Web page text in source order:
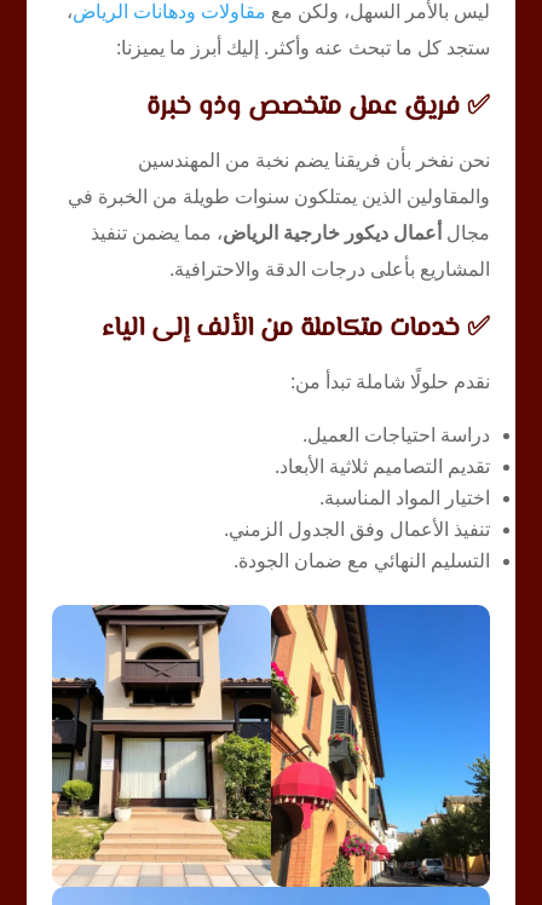
ليس بالأمر السهل، ولكن مع مقاولات ودهانات الرياض،
ستجد كل ما تبحث عنه وأكثر. إليك أبرز ما يميزنا:
✅ فريق عمل متخصص وذو خبرة
نحن نفخر بأن فريقنا يضم نخبة من المهندسين
والمقاولين الذين يمتلكون سنوات طويلة من الخبرة في
مجال أعمال ديكور خارجية الرياض، مما يضمن تنفيذ
المشاريع بأعلى درجات الدقة والاحترافية.
✅ خدمات متكاملة من الألف إلى الياء
نقدم حلولًا شاملة تبدأ من:
دراسة احتياجات العميل.
تقديم التصاميم ثلاثية الأبعاد.
اختيار المواد المناسبة.
تنفيذ الأعمال وفق الجدول الزمني.
التسليم النهائي مع ضمان الجودة.